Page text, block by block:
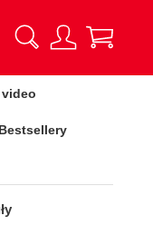
Bestsellery